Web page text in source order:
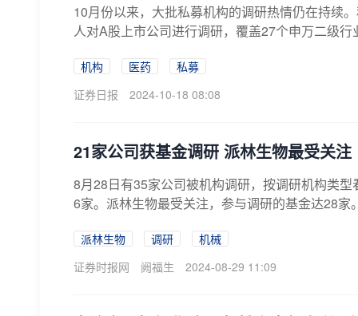
10月份以来，大批私募机构的调研热情仍在持续
人对A股上市公司进行调研，覆盖27个申万二级
机构 医药
私募
证券日报
2024-10-18 08:08
21家公司获基金调研 派林生物最受关注
8月28日有35家公司被机构调研，按调研机构类
6家。派林生物最受关注，参与调研的基金达28家
派林生物 调研
机械
证券时报网
阙福生 2024-08-29 11:09